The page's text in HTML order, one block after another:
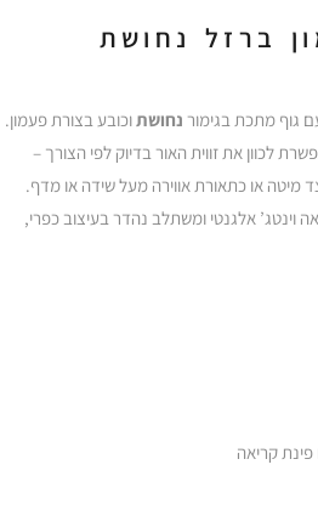
ברזל נחושת
גוף מתכת בגימור נחושתוכובע בצורת פעמון.
לכוון את זווית האור בדיוק לפי הצורך –
או כתאורת אווירה מעל שידה או מדף.
וינטג’ אלגנטי ומשתלב נהדר בעיצוב כפרי,
קריאה